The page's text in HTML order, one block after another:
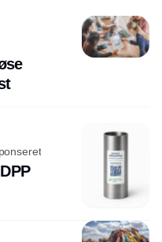
logistisk
og